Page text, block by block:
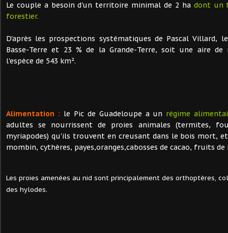
Le couple a besoin d'un territoire minimal de 2 ha dont un
forestier.
D'après les prospections systématiques de Pascal Villard,
Basse-Terre et 23 % de la Grande-Terre, soit une aire
l'espèce de 543 km².
Alimentation : le Pic de Guadeloupe a un régime
adultes se nourrissent de proies animales (termites,
myriapodes) qu'ils trouvent en creusant dans le bois mort,
mombin, cythères, payes,oranges,cabosses de cacao, fruits de
Les proies amenées au nid sont principalement des orthoptères,
des hylodes.